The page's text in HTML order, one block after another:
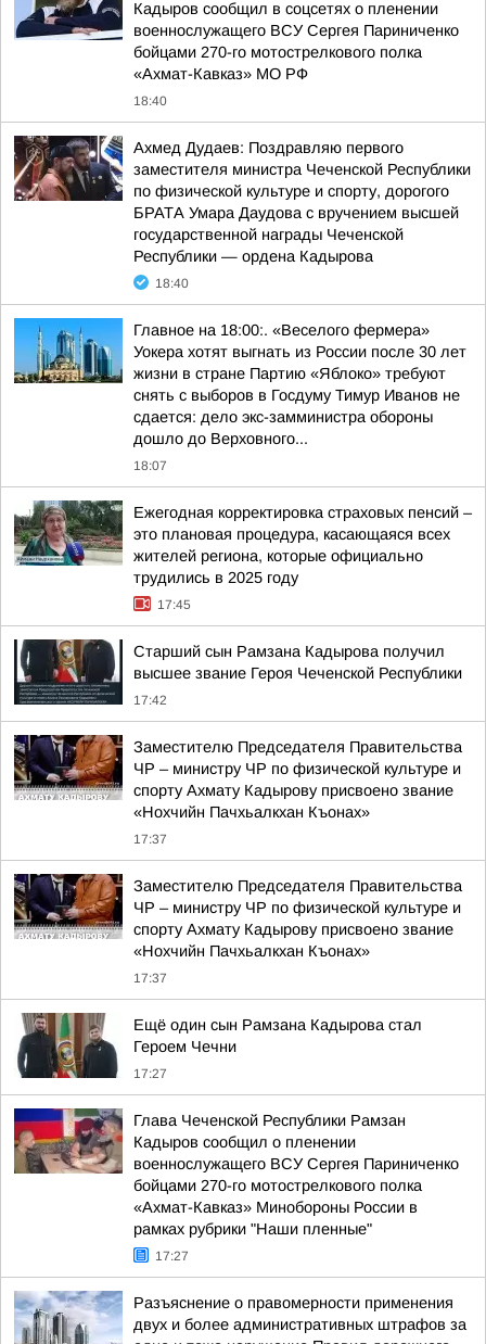
Кадыров сообщил в соцсетях о пленении
военнослужащего ВСУ Сергея Париниченко
бойцами 270-го мотострелкового полка
«Ахмат-Кавказ» МО РФ
18:40
Ахмед Дудаев: Поздравляю первого
заместителя министра Чеченской Республики
по физической культуре и спорту, дорогого
БРАТА Умара Даудова с вручением высшей
государственной награды Чеченской
Республики — ордена Кадырова
18:40
Главное на 18:00:. «Веселого фермера»
Уокера хотят выгнать из России после 30 лет
жизни в стране Партию «Яблоко» требуют
снять с выборов в Госдуму Тимур Иванов не
сдается: дело экс-замминистра обороны
дошло до Верховного...
18:07
Ежегодная корректировка страховых пенсий –
это плановая процедура, касающаяся всех
жителей региона, которые официально
трудились в 2025 году
17:45
Старший сын Рамзана Кадырова получил
высшее звание Героя Чеченской Республики
17:42
Заместителю Председателя Правительства
ЧР – министру ЧР по физической культуре и
спорту Ахмату Кадырову присвоено звание
«Нохчийн Пачхьалкхан Къонах»
17:37
Заместителю Председателя Правительства
ЧР – министру ЧР по физической культуре и
спорту Ахмату Кадырову присвоено звание
«Нохчийн Пачхьалкхан Къонах»
17:37
Ещё один сын Рамзана Кадырова стал
Героем Чечни
17:27
Глава Чеченской Республики Рамзан
Кадыров сообщил о пленении
военнослужащего ВСУ Сергея Париниченко
бойцами 270-го мотострелкового полка
«Ахмат-Кавказ» Минобороны России в
рамках рубрики "Наши пленные"
17:27
Разъяснение о правомерности применения
двух и более административных штрафов за